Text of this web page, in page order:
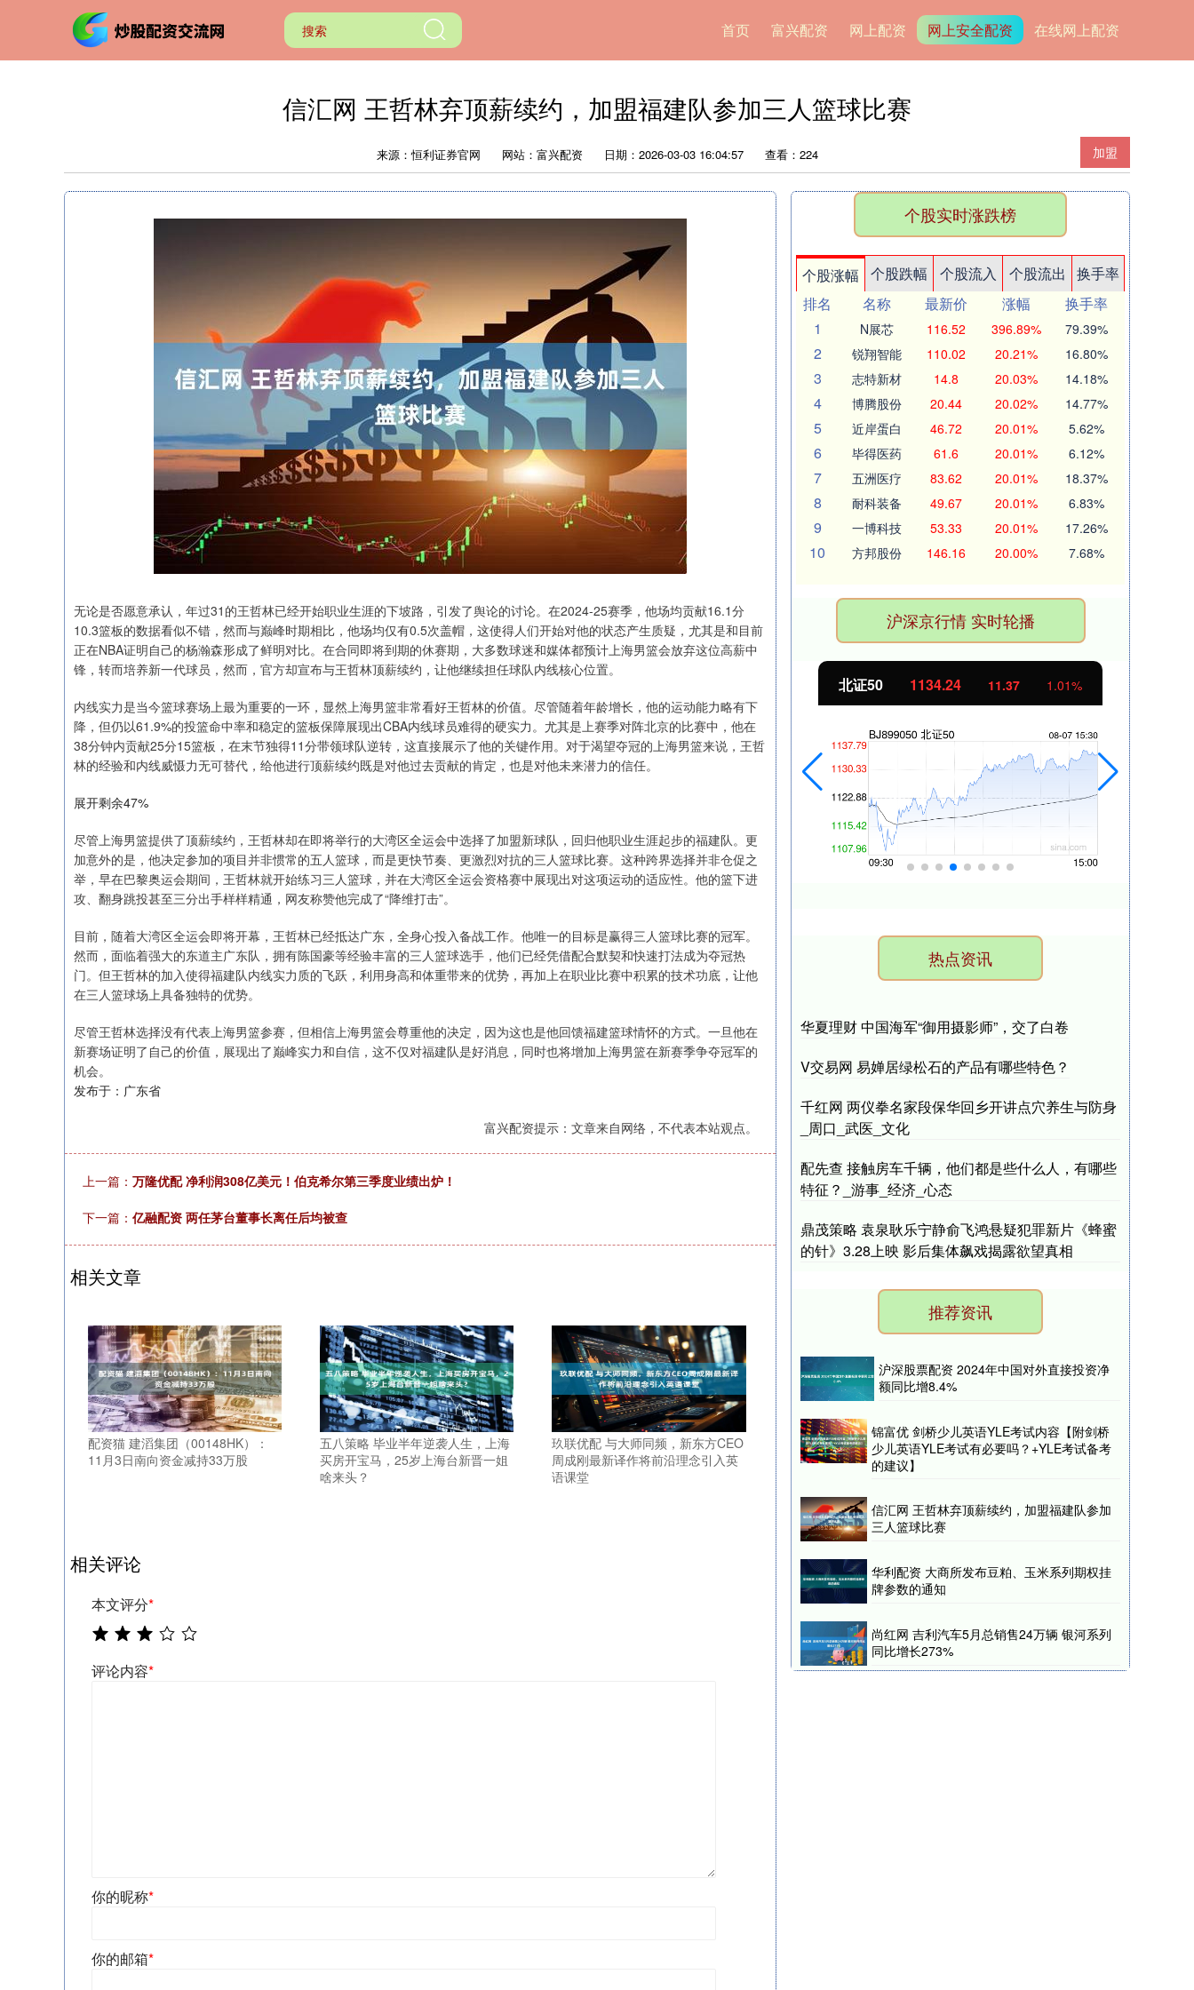
首页 富兴配资 网上配资 网上安全配资 在线网上配资
信汇网 王哲林弃顶薪续约，加盟福建队参加三人篮球比赛
加盟
来源：恒利证券官网 网站：富兴配资 日期：2026-03-03 16:04:57 查看：224
无论是否愿意承认，年过31的王哲林已经开始职业生涯的下坡路，引发了舆论的讨论。在2024-25赛季，他场均贡献16.1分
10.3篮板的数据看似不错，然而与巅峰时期相比，他场均仅有0.5次盖帽，这使得人们开始对他的状态产生质疑，尤其是和目前
正在NBA证明自己的杨瀚森形成了鲜明对比。在合同即将到期的休赛期，大多数球迷和媒体都预计上海男篮会放弃这位高薪中
锋，转而培养新一代球员，然而，官方却宣布与王哲林顶薪续约，让他继续担任球队内线核心位置。
内线实力是当今篮球赛场上最为重要的一环，显然上海男篮非常看好王哲林的价值。尽管随着年龄增长，他的运动能力略有下
降，但仍以61.9%的投篮命中率和稳定的篮板保障展现出CBA内线球员难得的硬实力。尤其是上赛季对阵北京的比赛中，他在
38分钟内贡献25分15篮板，在末节独得11分带领球队逆转，这直接展示了他的关键作用。对于渴望夺冠的上海男篮来说，王哲
林的经验和内线威慑力无可替代，给他进行顶薪续约既是对他过去贡献的肯定，也是对他未来潜力的信任。
展开剩余47%
尽管上海男篮提供了顶薪续约，王哲林却在即将举行的大湾区全运会中选择了加盟新球队，回归他职业生涯起步的福建队。更
加意外的是，他决定参加的项目并非惯常的五人篮球，而是更快节奏、更激烈对抗的三人篮球比赛。这种跨界选择并非仓促之
举，早在巴黎奥运会期间，王哲林就开始练习三人篮球，并在大湾区全运会资格赛中展现出对这项运动的适应性。他的篮下进
攻、翻身跳投甚至三分出手样样精通，网友称赞他完成了“降维打击”。
目前，随着大湾区全运会即将开幕，王哲林已经抵达广东，全身心投入备战工作。他唯一的目标是赢得三人篮球比赛的冠军。
然而，面临着强大的东道主广东队，拥有陈国豪等经验丰富的三人篮球选手，他们已经凭借配合默契和快速打法成为夺冠热
门。但王哲林的加入使得福建队内线实力质的飞跃，利用身高和体重带来的优势，再加上在职业比赛中积累的技术功底，让他
在三人篮球场上具备独特的优势。
尽管王哲林选择没有代表上海男篮参赛，但相信上海男篮会尊重他的决定，因为这也是他回馈福建篮球情怀的方式。一旦他在
新赛场证明了自己的价值，展现出了巅峰实力和自信，这不仅对福建队是好消息，同时也将增加上海男篮在新赛季争夺冠军的
机会。
发布于：广东省
富兴配资提示：文章来自网络，不代表本站观点。
上一篇： 万隆优配 净利润308亿美元！伯克希尔第三季度业绩出炉！
下一篇： 亿融配资 两任茅台董事长离任后均被查
相关文章
配资猫 建滔集团（00148HK）：
11月3日南向资金减持33万股
五八策略 毕业半年逆袭人生，上海
买房开宝马，25岁上海台新晋一姐
啥来头？
玖联优配 与大师同频，新东方CEO
周成刚最新译作将前沿理念引入英
语课堂
相关评论
本文评分*
评论内容*
你的昵称*
你的邮箱*
个股实时涨跌榜
个股涨幅 个股跌幅 个股流入 个股流出
换手率
排名
名称 最新价 涨幅
换手率
1
N展芯 116.52 396.89% 79.39%
2 锐翔智能 110.02 20.21% 16.80%
3 志特新材 14.8 20.03% 14.18%
4 博腾股份 20.44 20.02% 14.77%
5 近岸蛋白 46.72 20.01% 5.62%
6 毕得医药 61.6 20.01% 6.12%
7 五洲医疗 83.62 20.01% 18.37%
8 耐科装备 49.67 20.01% 6.83%
9 一博科技 53.33 20.01% 17.26%
10 方邦股份 146.16 20.00% 7.68%
沪深京行情 实时轮播
北证50 1134.24 11.37 1.01%
热点资讯
华夏理财 中国海军“御用摄影师”，交了白卷
V交易网 易婵居绿松石的产品有哪些特色？
千红网 两仪拳名家段保华回乡开讲点穴养生与防身
_周口_武医_文化
配先查 接触房车千辆，他们都是些什么人，有哪些
特征？_游事_经济_心态
鼎茂策略 袁泉耿乐宁静俞飞鸿悬疑犯罪新片《蜂蜜
的针》3.28上映 影后集体飙戏揭露欲望真相
推荐资讯
沪深股票配资 2024年中国对外直接投资净
额同比增8.4%
锦富优 剑桥少儿英语YLE考试内容【附剑桥
少儿英语YLE考试有必要吗？+YLE考试备考
的建议】
信汇网 王哲林弃顶薪续约，加盟福建队参加
三人篮球比赛
华利配资 大商所发布豆粕、玉米系列期权挂
牌参数的通知
尚红网 吉利汽车5月总销售24万辆 银河系列
同比增长273%